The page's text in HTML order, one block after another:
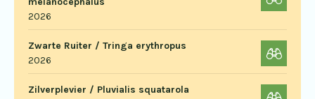
2026
Zwarte Ruiter / Tringa erythropus
2026
Zilverplevier / Pluvialis squatarola